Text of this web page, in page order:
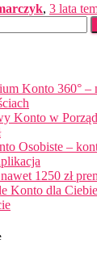
, 3 lata
Konto 360° –
Konto w
Osobiste –
1250 zł
Konto dla